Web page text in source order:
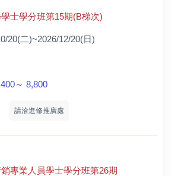
士學分班第15期(B梯次)
20(二)~2026/12/20(日)
～ 8,800
請洽進修推廣處
專業人員學士學分班第26期